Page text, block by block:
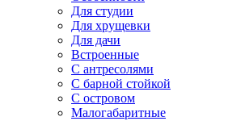
Для студии
Для хрущевки
Для дачи
Встроенные
С антресолями
С барной стойкой
С островом
Малогабаритные